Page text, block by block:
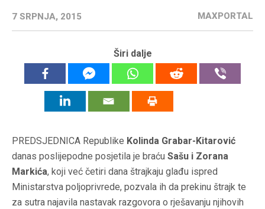
7 SRPNJA, 2015 MAXPORTAL
Širi dalje
PREDSJEDNICA Republike Kolinda Grabar-Kitarović
danas poslijepodne posjetila je braću Sašu i Zorana
Markića, koji već četiri dana štrajkaju glađu ispred
Ministarstva poljoprivrede, pozvala ih da prekinu štrajk te
za sutra najavila nastavak razgovora o rješavanju njihovih